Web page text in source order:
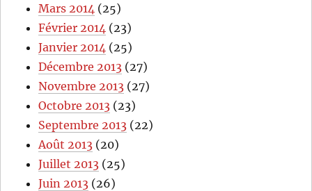
Mars 2014 (25)
Février 2014 (23)
Janvier 2014 (25)
Décembre 2013 (27)
Novembre 2013 (27)
Octobre 2013 (23)
Septembre 2013 (22)
Août 2013 (20)
Juillet 2013 (25)
Juin 2013 (26)